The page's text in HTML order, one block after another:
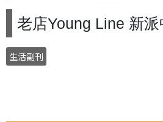
老店Young Line 新
生活副刊